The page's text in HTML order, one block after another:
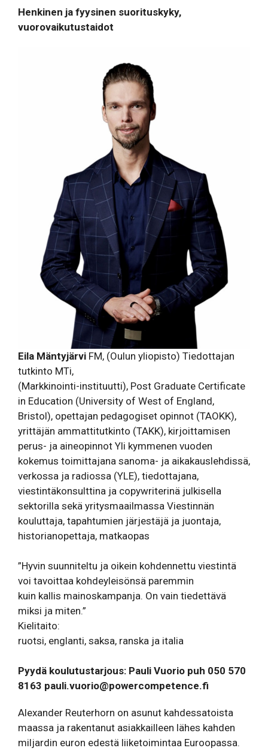
Henkinen ja fyysinen suorituskyky,
vuorovaikutustaidot
Eila Mäntyjärvi FM, (Oulun yliopisto) Tiedottajan
tutkinto MTi,
(Markkinointi-instituutti), Post Graduate Certificate
in Education (University of West of England,
Bristol), opettajan pedagogiset opinnot (TAOKK),
yrittäjän ammattitutkinto (TAKK), kirjoittamisen
perus- ja aineopinnot Yli kymmenen vuoden
kokemus toimittajana sanoma- ja aikakauslehdissä,
verkossa ja radiossa (YLE), tiedottajana,
viestintäkonsulttina ja copywriterinä julkisella
sektorilla sekä yritysmaailmassa Viestinnän
kouluttaja, tapahtumien järjestäjä ja juontaja,
historianopettaja, matkaopas
”Hyvin suunniteltu ja oikein kohdennettu viestintä
voi tavoittaa kohdeyleisönsä paremmin
kuin kallis mainoskampanja. On vain tiedettävä
miksi ja miten.”
Kielitaito:
ruotsi, englanti, saksa, ranska ja italia
Pyydä koulutustarjous: Pauli Vuorio puh 050 570
8163 pauli.vuorio@powercompetence.fi
Alexander Reuterhorn on asunut kahdessatoista
maassa ja rakentanut asiakkailleen lähes kahden
miljardin euron edestä liiketoimintaa Euroopassa.